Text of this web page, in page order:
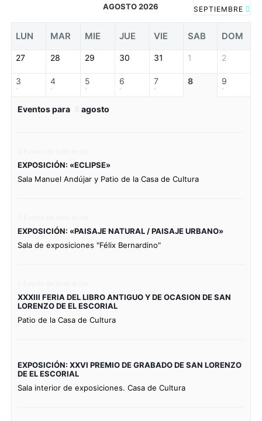
AGOSTO 2026 SEPTIEMBRE
LUN MAR MIE JUE VIE SAB DOM
27 28 29 30 31 1 2
3 4 5 6 7 8 9
Eventos para agosto
EXPOSICIÓN: «ECLIPSE»
Sala Manuel Andújar y Patio de la Casa de Cultura
EXPOSICIÓN: «PAISAJE NATURAL / PAISAJE URBANO»
Sala de exposiciones "Félix Bernardino"
XXXIII FERIA DEL LIBRO ANTIGUO Y DE OCASION DE SAN
LORENZO DE EL ESCORIAL
Patio de la Casa de Cultura
EXPOSICIÓN: XXVI PREMIO DE GRABADO DE SAN LORENZO
DE EL ESCORIAL
Sala interior de exposiciones. Casa de Cultura